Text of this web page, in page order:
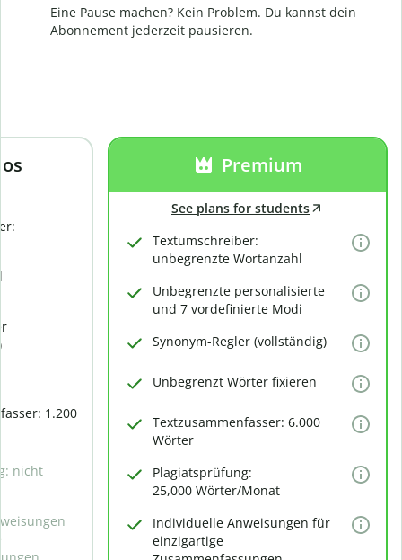
1.200
nicht
Premium
See plans for students
Textumschreiber:
unbegrenzte Wortanzahl
Unbegrenzte personalisierte
und 7 vordefinierte Modi
Synonym-Regler (vollständig)
Unbegrenzt Wörter fixieren
Textzusammenfasser: 6.000
Wörter
Plagiatsprüfung:
25,000 Wörter/Monat
Individuelle Anweisungen für
einzigartige
Eine Pause machen? Kein Problem. Du kannst dein
Abonnement jederzeit pausieren.